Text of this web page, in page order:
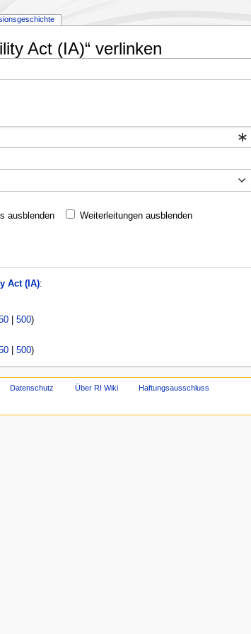
Act (IA)“ verlinken
ausblenden Weiterleitungen ausblenden
Act (IA):
| 500)
| 500)
Datenschutz Über RI Wiki Haftungsausschluss